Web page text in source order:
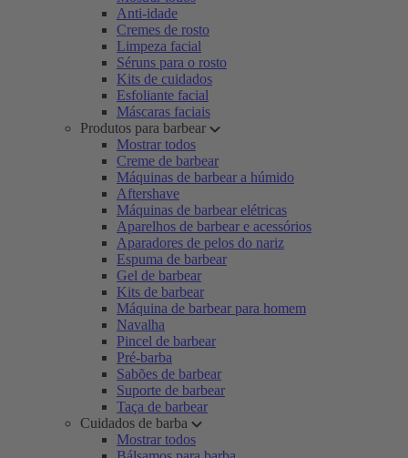
Anti-idade
Cremes de rosto
Limpeza facial
Séruns para o rosto
Kits de cuidados
Esfoliante facial
Máscaras faciais
Produtos para barbear
Mostrar todos
Creme de barbear
Máquinas de barbear a húmido
Aftershave
Máquinas de barbear elétricas
Aparelhos de barbear e acessórios
Aparadores de pelos do nariz
Espuma de barbear
Gel de barbear
Kits de barbear
Máquina de barbear para homem
Navalha
Pincel de barbear
Pré-barba
Sabões de barbear
Suporte de barbear
Taça de barbear
Cuidados de barba
Mostrar todos